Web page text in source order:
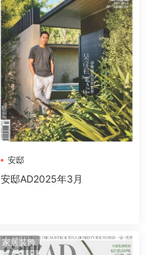
安邸
安邸AD2025年3月
家居裝飾